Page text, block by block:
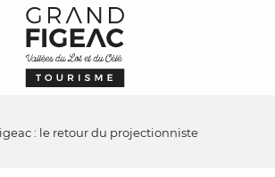
: le retour du projectionniste